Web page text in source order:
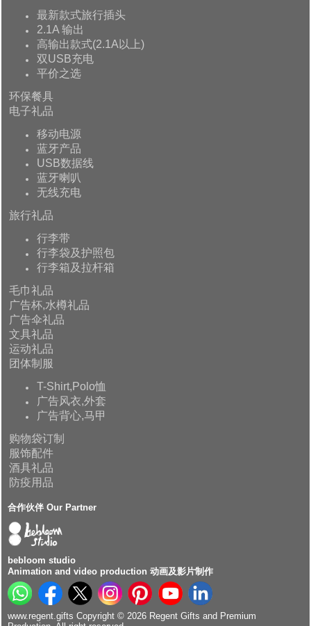
最新款式旅行插头
2.1A 输出
高输出款式(2.1A以上)
双USB充电
平价之选
环保餐具
电子礼品
移动电源
蓝牙产品
USB数据线
蓝牙喇叭
无线充电
旅行礼品
行李带
行李袋及护照包
行李箱及拉杆箱
毛巾礼品
广告杯,水樽礼品
广告伞礼品
文具礼品
运动礼品
团体制服
T-Shirt,Polo恤
广告风衣,外套
广告背心,马甲
购物袋订制
服饰配件
酒具礼品
防疫用品
合作伙伴 Our Partner
bebloom studio
Animation and video production 动画及影片制作
www.regent.gifts Copyright © 2026 Regent Gifts and Premium